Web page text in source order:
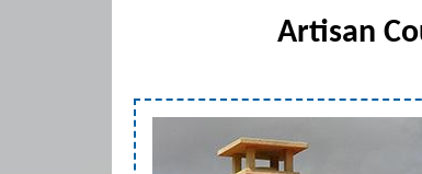
Artisan